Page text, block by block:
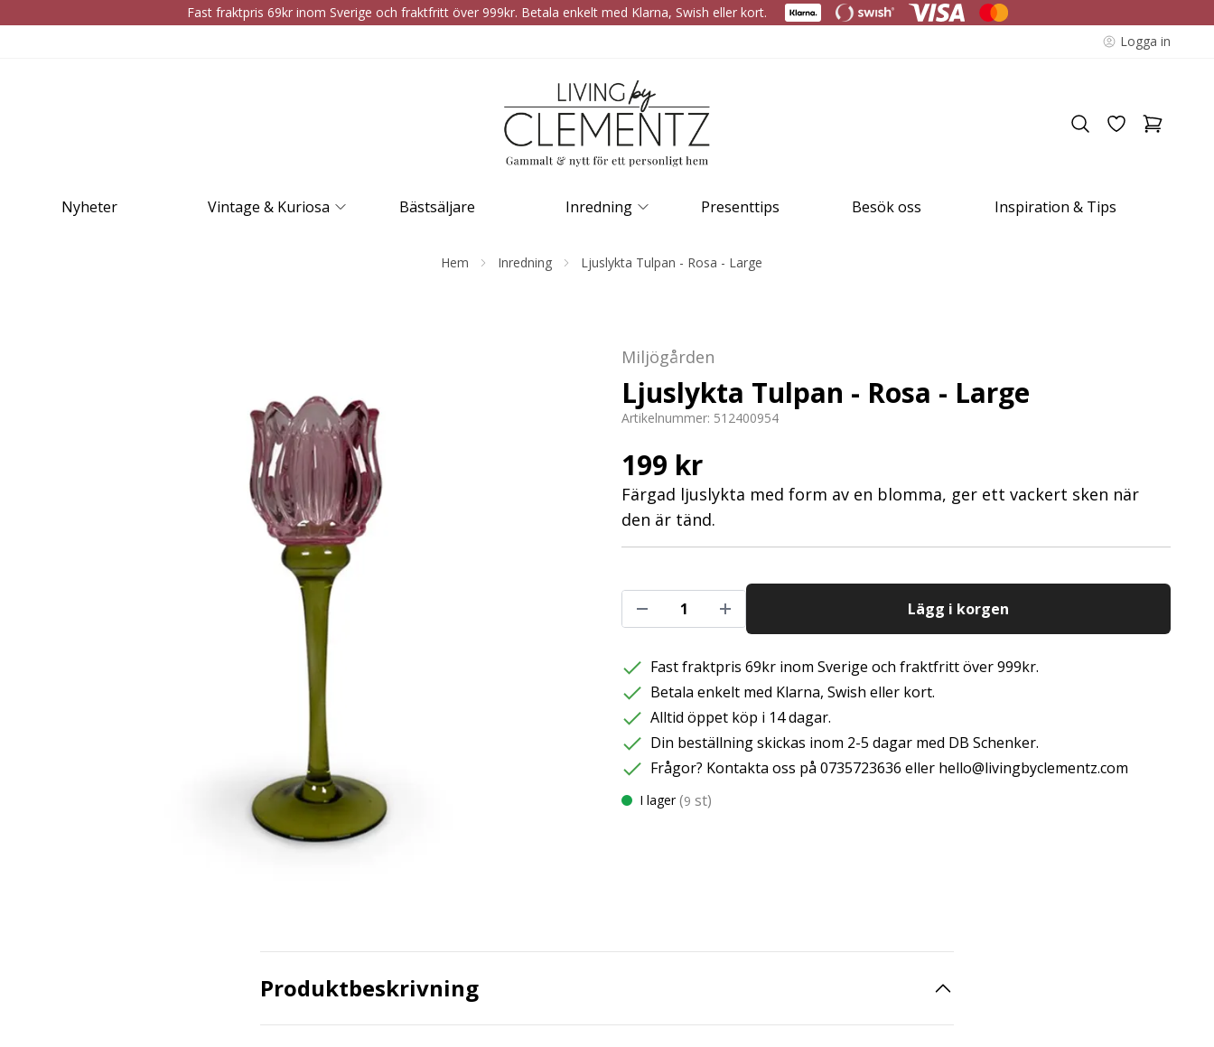
Fast fraktpris 69kr inom Sverige och fraktfritt över 999kr. Betala enkelt med Klarna, Swish eller kort.
Logga in
Nyheter Vintage & Kuriosa Bästsäljare Inredning Presenttips Besök oss Inspiration & Tips
Hem Inredning Ljuslykta Tulpan - Rosa - Large
Miljögården
Ljuslykta Tulpan - Rosa - Large
Artikelnummer: 512400954
199 kr
Färgad ljuslykta med form av en blomma, ger ett vackert sken när
den är tänd.
Lägg i korgen
Fast fraktpris 69kr inom Sverige och fraktfritt över 999kr.
Betala enkelt med Klarna, Swish eller kort.
Alltid öppet köp i 14 dagar.
Din beställning skickas inom 2-5 dagar med DB Schenker.
Frågor? Kontakta oss på 0735723636 eller hello@livingbyclementz.com
I lager (9 st)
Produktbeskrivning